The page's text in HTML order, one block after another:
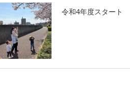
令和4年度スタート